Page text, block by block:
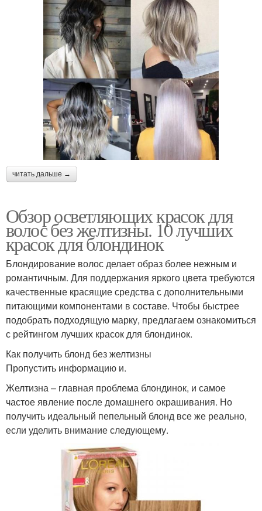
читать дальше →
Обзор осветляющих красок для
волос без желтизны. 10 лучших
красок для блондинок
Блондирование волос делает образ более нежным и
романтичным. Для поддержания яркого цвета требуются
качественные красящие средства с дополнительными
питающими компонентами в составе. Чтобы быстрее
подобрать подходящую марку, предлагаем ознакомиться
с рейтингом лучших красок для блондинок.
Как получить блонд без желтизны
Пропустить информацию и.
Желтизна – главная проблема блондинок, и самое
частое явление после домашнего окрашивания. Но
получить идеальный пепельный блонд все же реально,
если уделить внимание следующему.